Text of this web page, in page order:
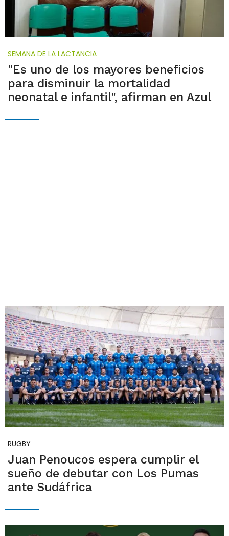
SEMANA DE LA LACTANCIA
"Es uno de los mayores beneficios
para disminuir la mortalidad
neonatal e infantil", afirman en Azul
RUGBY
Juan Penoucos espera cumplir el
sueño de debutar con Los Pumas
ante Sudáfrica